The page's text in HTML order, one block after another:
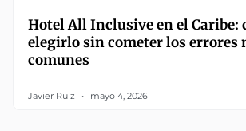
Hotel All Inclusive en el Caribe:
elegirlo sin cometer los errores
comunes
Javier Ruiz mayo 4, 2026